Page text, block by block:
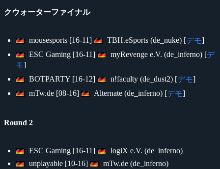
クウォーターファイナル
mousesports [16-11] TBH.eSports (de_nuke) [デモ]
ESC Gaming [16-11]
myRevenge e.V. (de_inferno) [デ
モ]
BOTPARTY [16-12]
n!faculty (de_dust2) [デモ]
mTw.de [08-16]
Alternate (de_inferno) [デモ]
Round 2
ESC Gaming [16-11]
logiX e.V. (de_inferno)
unplayable [10-16]
mTw.de (de_inferno)